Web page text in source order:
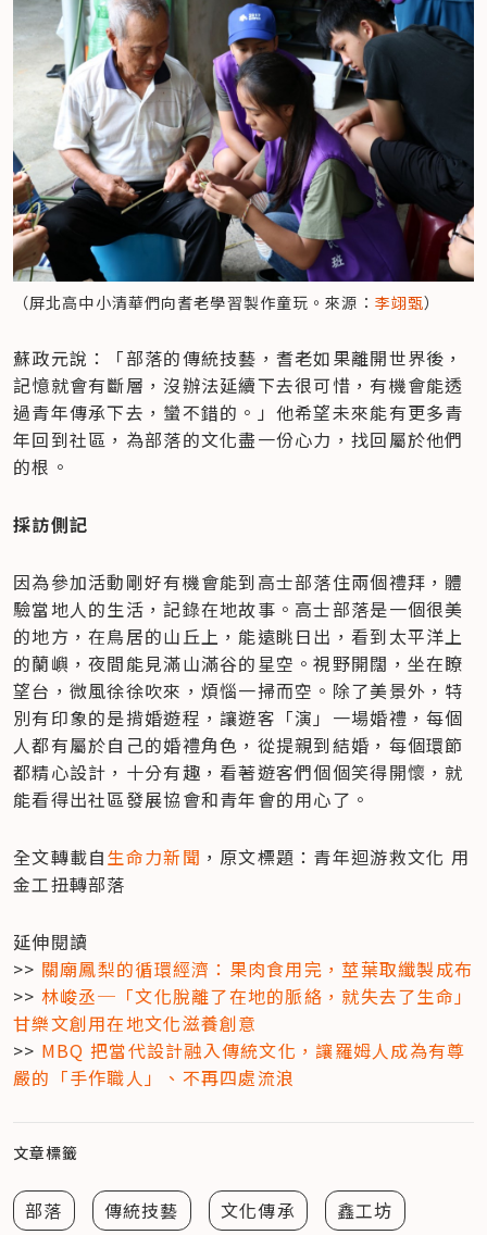
（屏北高中小清華們向耆老學習製作童玩。來源： 李翊甄）
蘇政元說：「部落的傳統技藝，耆老如果離開世界後，
記憶就會有斷層，沒辦法延續下去很可惜，有機會能透
過青年傳承下去，蠻不錯的。」他希望未來能有更多青
年回到社區，為部落的文化盡一份心力，找回屬於他們
的根。
採訪側記
因為參加活動剛好有機會能到高士部落住兩個禮拜，體
驗當地人的生活，記錄在地故事。高士部落是一個很美
的地方，在鳥居的山丘上，能遠眺日出，看到太平洋上
的蘭嶼，夜間能見滿山滿谷的星空。視野開闊，坐在瞭
望台，微風徐徐吹來，煩惱一掃而空。除了美景外，特
別有印象的是揹婚遊程，讓遊客「演」一場婚禮，每個
人都有屬於自己的婚禮角色，從提親到結婚，每個環節
都精心設計，十分有趣，看著遊客們個個笑得開懷，就
能看得出社區發展協會和青年會的用心了。
全文轉載自生命力新聞 ，原文標題：青年迴游救文化 用
金工扭轉部落
延伸閱讀
>> 關廟鳳梨的循環經濟：果肉食用完，莖葉取纖製成布
>> 林峻丞─「文化脫離了在地的脈絡，就失去了生命」
甘樂文創用在地文化滋養創意
>> MBQ 把當代設計融入傳統文化，讓羅姆人成為有尊
嚴的「手作職人」、不再四處流浪
文章標籤
部落 傳統技藝 文化傳承 鑫工坊